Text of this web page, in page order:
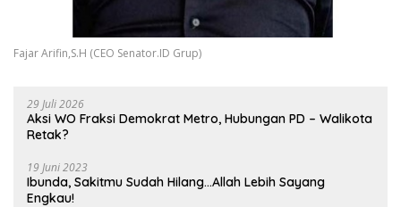
Fajar Arifin,S.H (CEO Senator.ID Grup)
29 Juli 2026
Aksi WO Fraksi Demokrat Metro, Hubungan PD – Walikota
Retak?
19 Juni 2023
Ibunda, Sakitmu Sudah Hilang…Allah Lebih Sayang
Engkau!